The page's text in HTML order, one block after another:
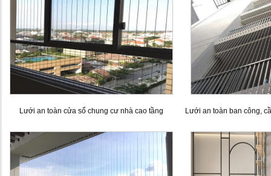
Lưới an toàn cửa sổ chung cư nhà cao tầng Lưới an toàn ban công,